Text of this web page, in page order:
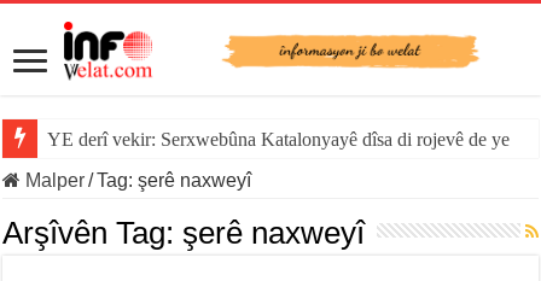
YE derî vekir: Serxwebûna Katalonyayê dîsa di rojevê de ye
Malper/Tag:şerê naxweyî
Arşîvên Tag:şerê naxweyî